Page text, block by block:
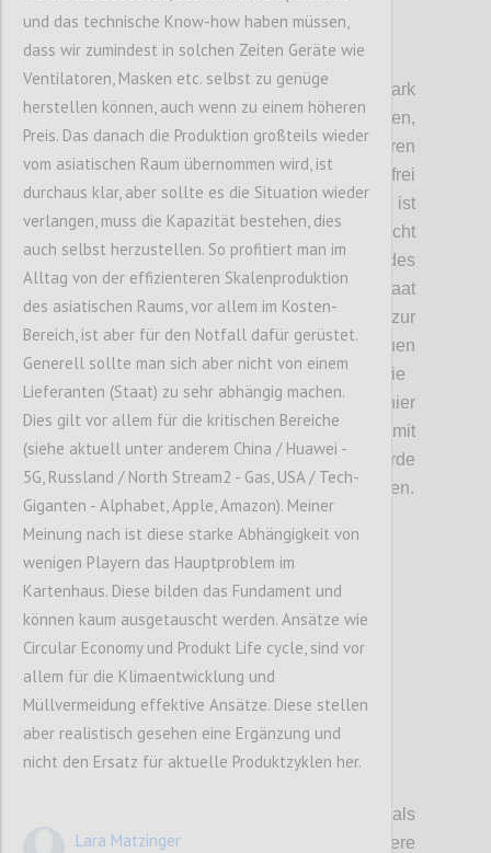
P3
Die staatliche Intervention war hier ein stark
diskutiertes Thema. Wir haben festgehalten,
dass der Staat zwar Regulierungen einführen
kann, aber auch hier nicht vollkommen
frei
schalten und walten kann. Problematisch ist
hier auch, dass der Begriff Souveränität
nicht
klar definiert ist. Die Souveränität des
Individuums, wie sie in einemfreien Staat
gegeben ist, steht im Gegensatz zur
Souveränität des Staates . DieIndividuen
geben dem Staat mit ihrer Stimme die
Möglichkeit, Systeme zu schaffen. Würde hier
jedoch eine Abschottung, verbunden mit
einem Wohlstandsverlust stattfinden, würde
das souveräne Individuum schnell rebellieren.
Auch die Souveränität des Staates als
Mitglied von Staatsbünden, diversere
und das technische Know-how haben müssen,
dass wir zumindest in solchen Zeiten Geräte wie
Ventilatoren, Masken etc. selbst zu genüge
herstellen können, auch wenn zu einem höheren
Preis. Das danach die Produktion großteils wieder
vom asiatischen Raum übernommen wird, ist
durchaus klar, aber sollte es die Situation wieder
verlangen, muss die Kapazität bestehen, dies
auch selbst herzustellen. So profitiert man im
Alltag von der effizienteren Skalenproduktion
des asiatischen Raums, vor allem im Kosten-
Bereich, ist aber für den Notfall dafür gerüstet.
Generell sollte man sich aber nicht von einem
Lieferanten (Staat) zu sehr abhängig machen.
Dies gilt vor allem für die kritischen Bereiche
(siehe aktuell unter anderem China / Huawei -
5G, Russland / North Stream2 - Gas, USA / Tech-
Giganten - Alphabet, Apple, Amazon). Meiner
Meinung nach ist diese starke Abhängigkeit von
wenigen Playern das Hauptproblem im
Kartenhaus. Diese bilden das Fundament und
können kaum ausgetauscht werden. Ansätze wie
Circular Economy und Produkt Life cycle, sind vor
allem für die Klimaentwicklung und
Müllvermeidung effektive Ansätze. Diese stellen
aber realistisch gesehen eine Ergänzung und
nicht den Ersatz für aktuelle Produktzyklen her.
Lara Matzinger